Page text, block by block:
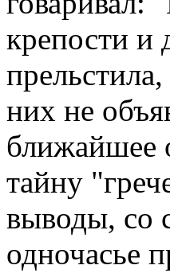
кpепости и
них не
ближайшее
тайну
выводы, со
одночасье